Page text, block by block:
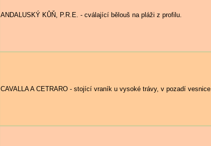
ANDALUSKÝ KŮŇ, P.R.E. - cválající bělouš na pláži z profilu.
CAVALLA A CETRARO - stojící vraník u vysoké trávy, v pozadí vesnice.